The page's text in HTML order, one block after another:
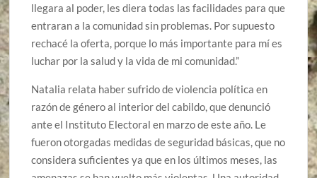
llegara al poder, les diera todas las facilidades para que
entraran a la comunidad sin problemas. Por supuesto
rechacé la oferta, porque lo más importante para mí es
luchar por la salud y la vida de mi comunidad.”
Natalia relata haber sufrido de violencia política en
razón de género al interior del cabildo, que denunció
ante el Instituto Electoral en marzo de este año. Le
fueron otorgadas medidas de seguridad básicas, que no
considera suficientes ya que en los últimos meses, las